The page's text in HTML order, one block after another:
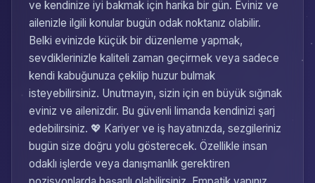
ve kendinize iyi bakmak için harika bir gün. Eviniz ve
ailenizle ilgili konular bugün odak noktanız olabilir.
Belki evinizde küçük bir düzenleme yapmak,
sevdiklerinizle kaliteli zaman geçirmek veya sadece
kendi kabuğunuza çekilip huzur bulmak
isteyebilirsiniz. Unutmayın, sizin için en büyük sığınak
eviniz ve ailenizdir. Bu güvenli limanda kendinizi şarj
edebilirsiniz. 💖 Kariyer ve iş hayatınızda, sezgileriniz
bugün size doğru yolu gösterecek. Özellikle insan
odaklı işlerde veya danışmanlık gerektiren